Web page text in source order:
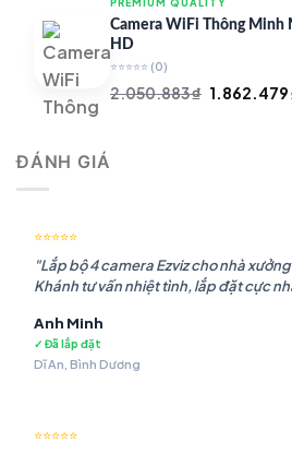
1.948.107
PREMIUM QUALITY
Camera WiFi Thông Minh
HD
⭐⭐⭐⭐⭐ (0)
2.050.883₫ Giá
1.862.479
ĐÁNH GIÁ
⭐⭐⭐⭐⭐
"Lắp bộ 4 camera Ezviz cho nhà
Khánh tư vấn nhiệt tình, lắp đặt cực
Anh Minh
✓ Đã lắp đặt
Dĩ An, Bình Dương
⭐⭐⭐⭐⭐